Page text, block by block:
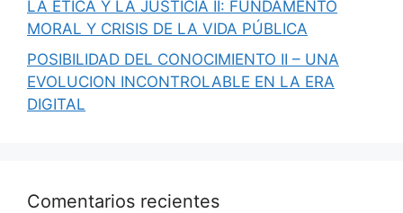
LA ÉTICA Y LA JUSTICIA II: FUNDAMENTO
MORAL Y CRISIS DE LA VIDA PÚBLICA
POSIBILIDAD DEL CONOCIMIENTO II – UNA
EVOLUCION INCONTROLABLE EN LA ERA
DIGITAL
Comentarios recientes